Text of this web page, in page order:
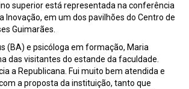
superior está representada na conferência
Inovação, em um dos pavilhões do Centro de
Guimarães.
(BA) e psicóloga em formação, Maria
das visitantes do estande da faculdade.
a Republicana. Fui muito bem atendida e
a proposta da instituição, tanto que